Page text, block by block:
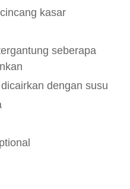
kasar
seberapa
dengan susu